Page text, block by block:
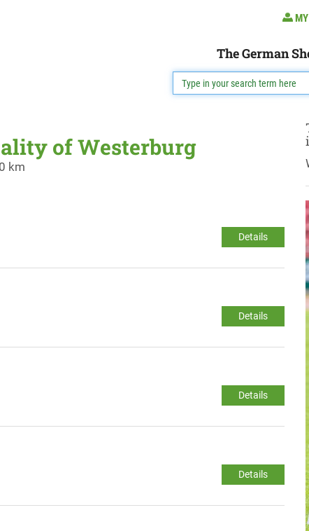
The German
of Westerburg
km
Details
Details
Details
Details